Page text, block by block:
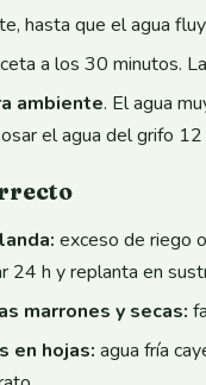
hasta que el agua
a los 30 minutos.
ambiente. El agua
el agua del grifo
exceso de riego
24 h y replanta en
marrones y secas:
en hojas: agua fría